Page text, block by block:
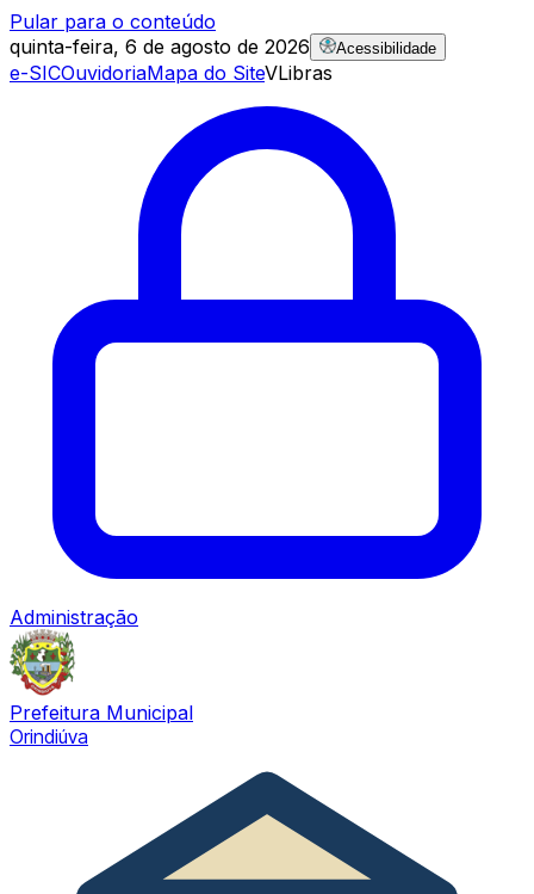
Pular para o conteúdo
quinta-feira, 6 de agosto de 2026
Acessibilidade
e-SICOuvidoriaMapa do SiteVLibras
Administração
Prefeitura Municipal
Orindiúva